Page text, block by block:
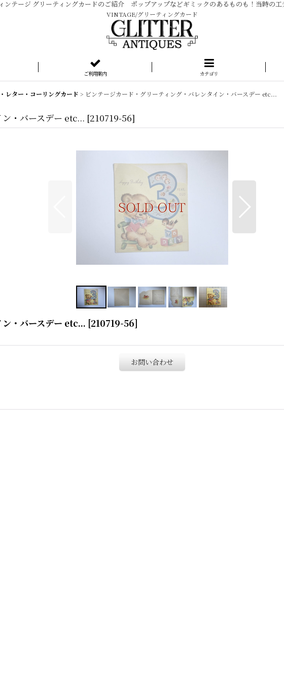
テージ グリーティングカードのご紹介 ポップアップなどギミックのあるものも！当時の工
VINTAGE/グリーティングカード
ご利用案内 カテゴリ
レター・コーリングカード > ビンテージカード・グリーティング・バレンタイン・バースデー etc...
・バースデー etc... [210719-56]
ン・バースデー etc... [210719-56]
お問い合わせ